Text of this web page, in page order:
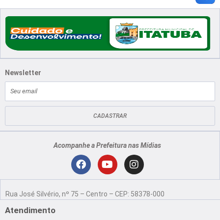
Newsletter
mail
CADASTRAR
Acompanhe a Prefeitura nas Mídias
F
c
Y
u
I
n
s
Rua José Silvério, nº 75 – Centro – CEP: 58378-000
Atendimento